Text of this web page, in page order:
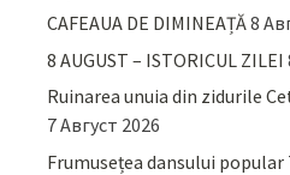
CAFEAUA DE DIMINEAȚĂ8
8 AUGUST – ISTORICUL ZILEI
Ruinarea unuia din zidurile
7 Август 2026
Frumusețea dansului popular